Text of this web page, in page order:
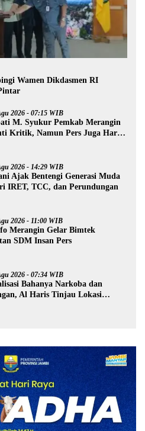
Wamen Dikdasmen RI
2026 - 07:15 WIB
M. Syukur Pemkab Merangin
Kritik, Namun Pers Juga Harus
2026 - 14:29 WIB
Ajak Bentengi Generasi Muda
IRET, TCC, dan Perundungan
2026 - 11:00 WIB
Merangin Gelar Bimtek
SDM Insan Pers
2026 - 07:34 WIB
Bahanya Narkoba dan
Al Haris Tinjau Lokasi